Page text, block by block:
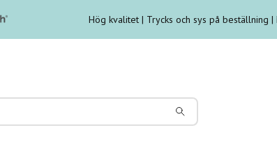
Hög kvalitet | Trycks och sys på beställning